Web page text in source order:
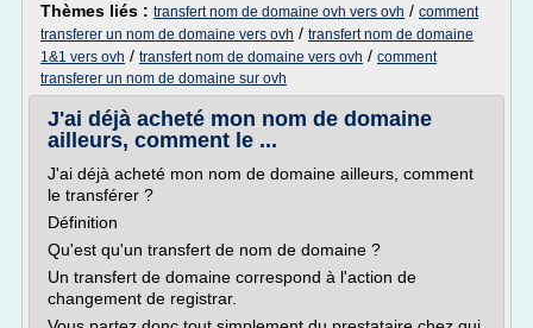
Thèmes liés : transfert nom de domaine ovh vers ovh / comment
transferer un nom de domaine vers ovh / transfert nom de domaine
1&1 vers ovh / transfert nom de domaine vers ovh / comment
transferer un nom de domaine sur ovh
J'ai déjà acheté mon nom de domaine
ailleurs, comment le ...
J'ai déjà acheté mon nom de domaine ailleurs, comment
le transférer ?
Définition
Qu'est qu'un transfert de nom de domaine ?
Un transfert de domaine correspond à l'action de
changement de registrar.